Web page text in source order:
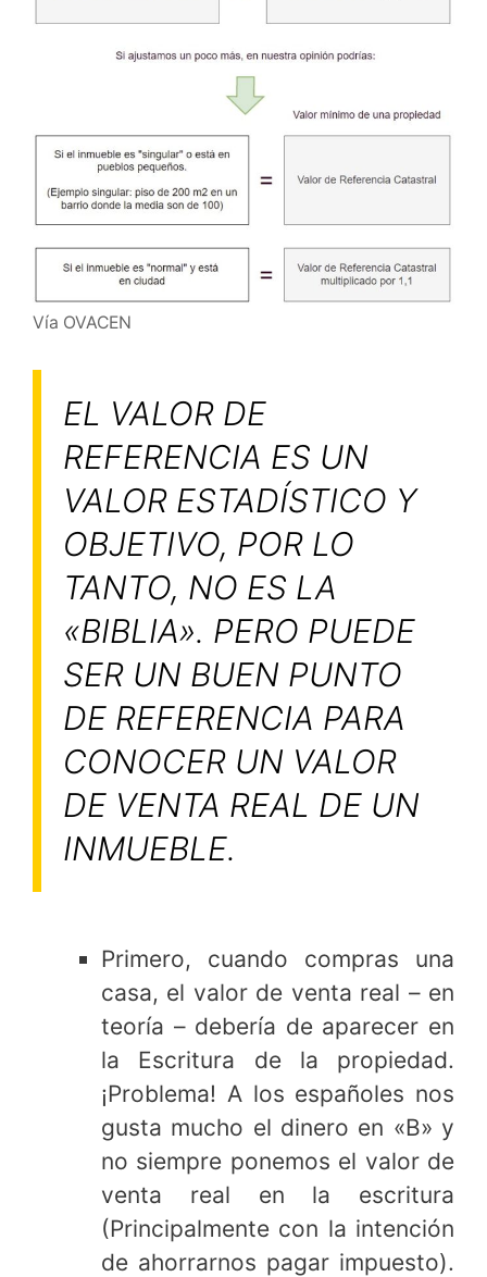
Vía OVACEN
EL VALOR DE
REFERENCIA ES UN
VALOR ESTADÍSTICO Y
OBJETIVO, POR LO
TANTO, NO ES LA
«BIBLIA». PERO PUEDE
SER UN BUEN PUNTO
DE REFERENCIA PARA
CONOCER UN VALOR
DE VENTA REAL DE UN
INMUEBLE.
Primero, cuando compras una
casa, el valor de venta real – en
teoría – debería de aparecer en
la Escritura de la propiedad.
¡Problema! A los españoles nos
gusta mucho el dinero en «B» y
no siempre ponemos el valor de
venta real en la escritura
(Principalmente con la intención
de ahorrarnos pagar impuesto).